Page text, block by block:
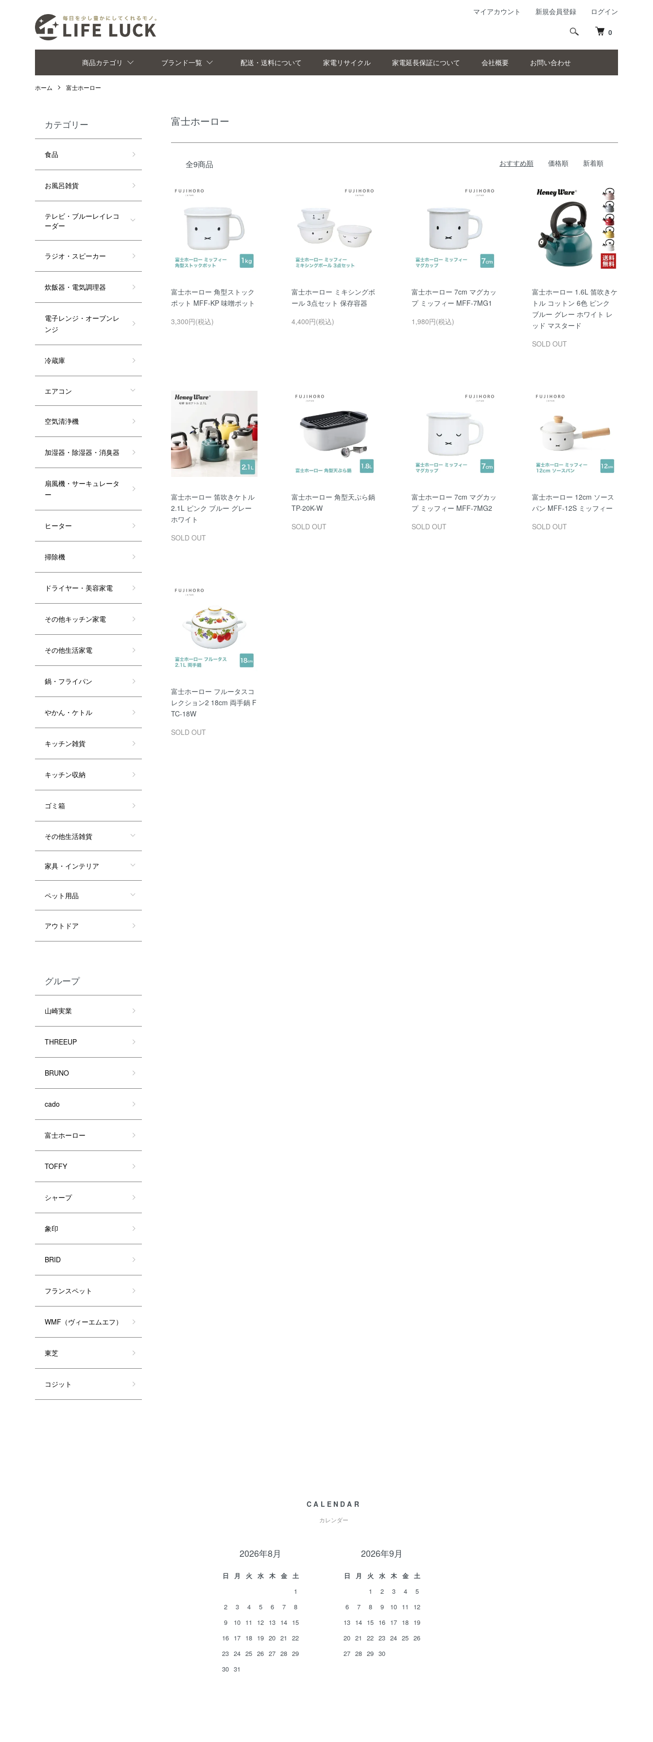
0
商品カテゴリ ブランド一覧 配送・送料について 家電リサイクル 家電延長保証について 会社概要 お問い合わせ
マイアカウント 新規会員登録 ログイン
ホーム 富士ホーロー
富士ホーロー
全9商品 おすすめ順 価格順 新着順
富士ホーロー 角型ストック
ポット MFF-KP 味噌ポット
3,300円(税込)
富士ホーロー ミキシングボ
ール 3点セット 保存容器
4,400円(税込)
富士ホーロー 7cm マグカッ
プ ミッフィー MFF-7MG1
1,980円(税込)
富士ホーロー 1.6L 笛吹きケ
トル コットン 6色 ピンク
ブルー グレー ホワイト レ
ッド マスタード
SOLD OUT
富士ホーロー 笛吹きケトル
2.1L ピンク ブルー グレー
ホワイト
SOLD OUT
富士ホーロー 角型天ぷら鍋
TP-20K-W
SOLD OUT
富士ホーロー 7cm マグカッ
プ ミッフィー MFF-7MG2
SOLD OUT
富士ホーロー 12cm ソース
パン MFF-12S ミッフィー
SOLD OUT
富士ホーロー フルータスコ
レクション2 18cm 両手鍋 F
TC-18W
SOLD OUT
カテゴリー
食品
お風呂雑貨
テレビ・ブルーレイレコ
ーダー
ラジオ・スピーカー
炊飯器・電気調理器
電子レンジ・オーブンレ
ンジ
冷蔵庫
エアコン
空気清浄機
加湿器・除湿器・消臭器
扇風機・サーキュレータ
ー
ヒーター
掃除機
ドライヤー・美容家電
その他キッチン家電
その他生活家電
鍋・フライパン
やかん・ケトル
キッチン雑貨
キッチン収納
ゴミ箱
その他生活雑貨
家具・インテリア
ペット用品
アウトドア
グループ
山崎実業
THREEUP
BRUNO
cado
富士ホーロー
TOFFY
シャープ
象印
BRID
フランスペット
WMF（ヴィーエムエフ）
東芝
コジット
CALENDAR
カレンダー
2026年8月
日 月 火 水 木 金
土
1
2
3 4 5 6 7
8
9
10 11 12 13 14 15
16 17 18 19 20 21
22
23 24 25 26 27 28 29
30 31
2026年9月
日 月 火 水 木 金
土
1
2 3 4
5
6
7 8 9 10 11
12
13 14 15 16 17 18 19
20 21 22 23 24 25 26
27 28 29 30